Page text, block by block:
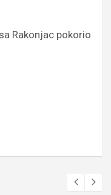
Rakonjac pokorio